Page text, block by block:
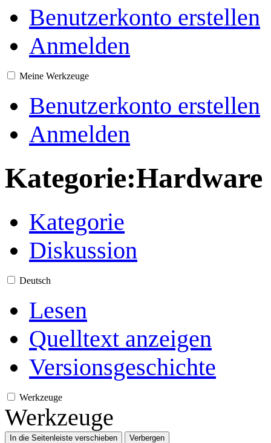
Benutzerkonto erstellen
Anmelden
Meine Werkzeuge
Benutzerkonto erstellen
Anmelden
Kategorie:Hardware
Kategorie
Diskussion
Deutsch
Lesen
Quelltext anzeigen
Versionsgeschichte
Werkzeuge
Werkzeuge
In die Seitenleiste verschieben Verbergen